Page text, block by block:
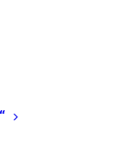
und
als